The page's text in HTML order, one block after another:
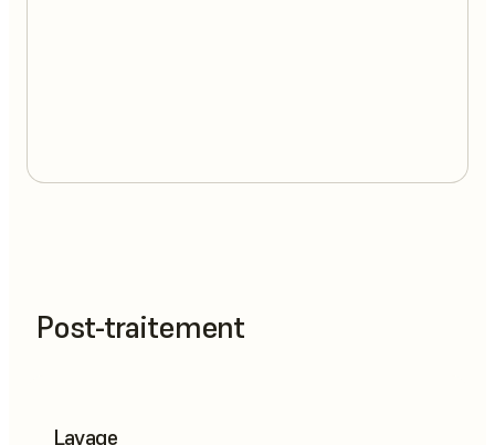
Post-traitement
Lavage